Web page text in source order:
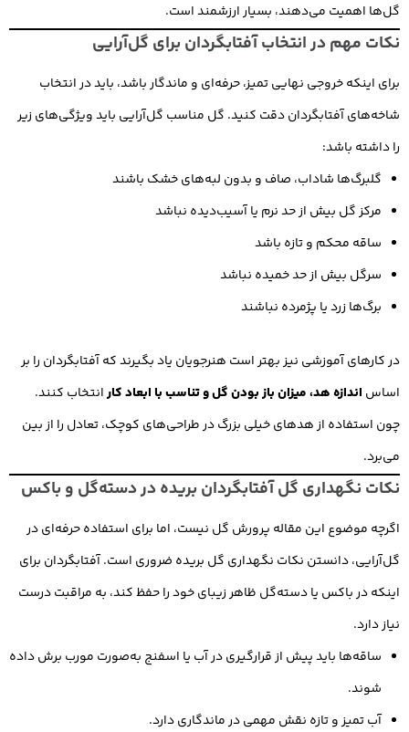
گل‌ها اهمیت می‌دهند، بسیار ارزشمند است.
نکات مهم در انتخاب آفتابگردان برای گل‌آرایی
برای اینکه خروجی نهایی تمیز، حرفه‌ای و ماندگار باشد، باید در انتخاب
شاخه‌های آفتابگردان دقت کنید. گل مناسب گل‌آرایی باید ویژگی‌های زیر
را داشته باشد:
گلبرگ‌ها شاداب، صاف و بدون لبه‌های خشک باشند
مرکز گل بیش از حد نرم یا آسیب‌دیده نباشد
ساقه محکم و تازه باشد
سرگل بیش از حد خمیده نباشد
برگ‌ها زرد یا پژمرده نباشند
در کارهای آموزشی نیز بهتر است هنرجویان یاد بگیرند که آفتابگردان را بر
اساس اندازه هد، میزان باز بودن گل و تناسب با ابعاد کارانتخاب کنند.
چون استفاده از هدهای خیلی بزرگ در طراحی‌های کوچک، تعادل را از بین
می‌برد.
نکات نگهداری گل آفتابگردان بریده در دسته‌گل و باکس
اگرچه موضوع این مقاله پرورش گل نیست، اما برای استفاده حرفه‌ای در
گل‌آرایی، دانستن نکات نگهداری گل بریده ضروری است. آفتابگردان برای
اینکه در باکس یا دسته‌گل ظاهر زیبای خود را حفظ کند، به مراقبت درست
نیاز دارد.
ساقه‌ها باید پیش از قرارگیری در آب یا اسفنج به‌صورت مورب برش داده
شوند.
آب تمیز و تازه نقش مهمی در ماندگاری دارد.